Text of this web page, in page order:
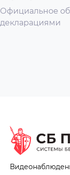
Официальное
декларациями